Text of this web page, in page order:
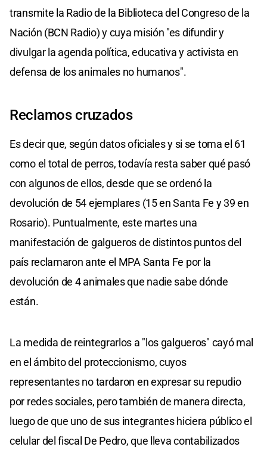
transmite la Radio de la Biblioteca del Congreso de la
Nación (BCN Radio) y cuya misión "es difundir y
divulgar la agenda política, educativa y activista en
defensa de los animales no humanos".
Reclamos cruzados
Es decir que, según datos oficiales y si se toma el 61
como el total de perros, todavía resta saber qué pasó
con algunos de ellos, desde que se ordenó la
devolución de 54 ejemplares (15 en Santa Fe y 39 en
Rosario). Puntualmente, este martes una
manifestación de galgueros de distintos puntos del
país reclamaron ante el MPA Santa Fe por la
devolución de 4 animales que nadie sabe dónde
están.
La medida de reintegrarlos a "los galgueros" cayó mal
en el ámbito del proteccionismo, cuyos
representantes no tardaron en expresar su repudio
por redes sociales, pero también de manera directa,
luego de que uno de sus integrantes hiciera público el
celular del fiscal De Pedro, que lleva contabilizados